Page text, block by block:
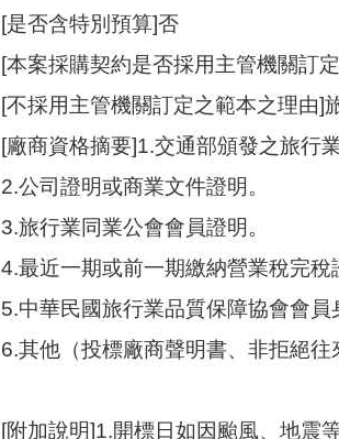
[是否含特別預算]否
[本案採購契約是否採用主管機關訂
[不採用主管機關訂定之範本之理由]
[廠商資格摘要]1.交通部頒發之旅行業
2.公司證明或商業文件證明。
3.旅行業同業公會會員證明。
4.最近一期或前一期繳納營業稅完稅
5.中華民國旅行業品質保障協會會員
6.其他（投標廠商聲明書、非拒絕
[附加說明]1.開標日如因颱風、地震